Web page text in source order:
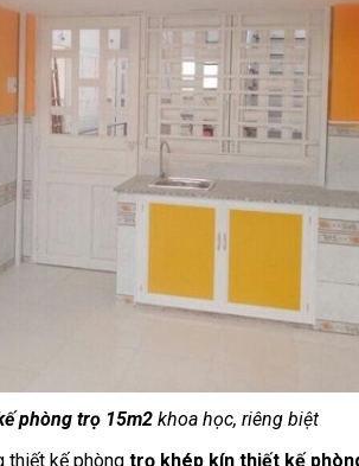
phòng trọ 15m2 khoa học, riêng biệt
thiết kế phòng trọ khép kín thiết kế